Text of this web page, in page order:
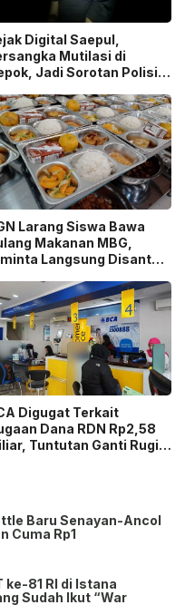
Digital Saepul,
Mutilasi di
Jadi Sorotan Polisi
Larang Siswa Bawa
Makanan MBG,
Langsung Disantap
Digugat Terkait
Dana RDN Rp2,58
Tuntutan Ganti Rugi
Baru Senayan-Ancol
Cuma Rp1
ke-81 RI di Istana
Sudah Ikut “War